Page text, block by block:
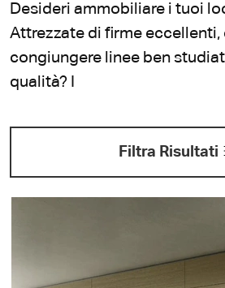
Desideri ammobiliare i tuoi
Attrezzate di firme eccellenti,
congiungere linee ben
qualità? I
Filtra Risultati